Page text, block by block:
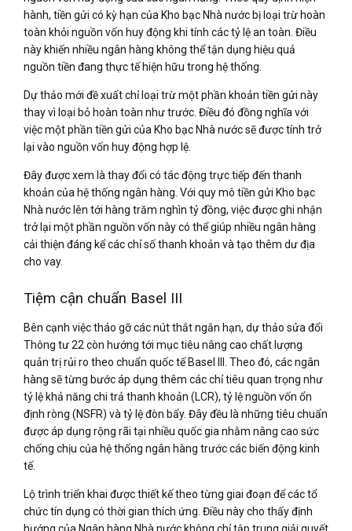
hành, tiền gửi có kỳ hạn của Kho bạc Nhà nước bị loại trừ hoàn
toàn khỏi nguồn vốn huy động khi tính các tỷ lệ an toàn. Điều
này khiến nhiều ngân hàng không thể tận dụng hiệu quả
nguồn tiền đang thực tế hiện hữu trong hệ thống.
Dự thảo mới đề xuất chỉ loại trừ một phần khoản tiền gửi này
thay vì loại bỏ hoàn toàn như trước. Điều đó đồng nghĩa với
việc một phần tiền gửi của Kho bạc Nhà nước sẽ được tính trở
lại vào nguồn vốn huy động hợp lệ.
Đây được xem là thay đổi có tác động trực tiếp đến thanh
khoản của hệ thống ngân hàng. Với quy mô tiền gửi Kho bạc
Nhà nước lên tới hàng trăm nghìn tỷ đồng, việc được ghi nhận
trở lại một phần nguồn vốn này có thể giúp nhiều ngân hàng
cải thiện đáng kể các chỉ số thanh khoản và tạo thêm dư địa
cho vay.
Tiệm cận chuẩn Basel III
Bên cạnh việc tháo gỡ các nút thắt ngắn hạn, dự thảo sửa đổi
Thông tư 22 còn hướng tới mục tiêu nâng cao chất lượng
quản trị rủi ro theo chuẩn quốc tế Basel III. Theo đó, các ngân
hàng sẽ từng bước áp dụng thêm các chỉ tiêu quan trọng như
tỷ lệ khả năng chi trả thanh khoản (LCR), tỷ lệ nguồn vốn ổn
định ròng (NSFR) và tỷ lệ đòn bẩy. Đây đều là những tiêu chuẩn
được áp dụng rộng rãi tại nhiều quốc gia nhằm nâng cao sức
chống chịu của hệ thống ngân hàng trước các biến động kinh
tế.
Lộ trình triển khai được thiết kế theo từng giai đoạn để các tổ
chức tín dụng có thời gian thích ứng. Điều này cho thấy định
hướng của Ngân hàng Nhà nước không chỉ tập trung giải quyết